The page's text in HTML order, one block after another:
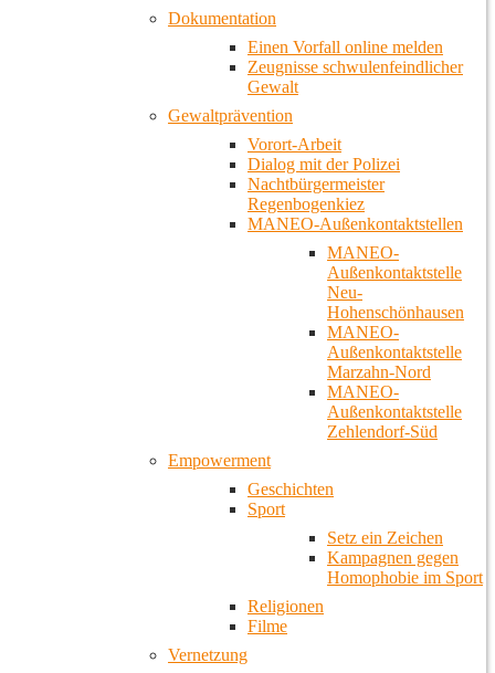
Dokumentation
Einen Vorfall online melden
Zeugnisse schwulenfeindlicher
Gewalt
Gewaltprävention
Vorort-Arbeit
Dialog mit der Polizei
Nachtbürgermeister
Regenbogenkiez
MANEO-Außenkontaktstellen
MANEO-
Außenkontaktstelle
Neu-
Hohenschönhausen
MANEO-
Außenkontaktstelle
Marzahn-Nord
MANEO-
Außenkontaktstelle
Zehlendorf-Süd
Empowerment
Geschichten
Sport
Setz ein Zeichen
Kampagnen gegen
Homophobie im Sport
Religionen
Filme
Vernetzung